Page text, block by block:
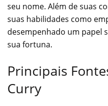
seu nome. Além de suas
suas habilidades como
desempenhado um papel
sua fortuna.
Principais
Curry